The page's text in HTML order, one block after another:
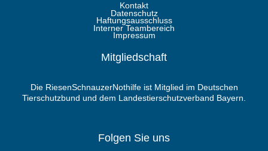
Kontakt
Datenschutz
Haftungsausschluss
Interner Teambereich
Impressum
Mitgliedschaft
Die RiesenSchnauzerNothilfe ist Mitglied im Deutschen
Tierschutzbund und dem Landestierschutzverband Bayern.
Folgen Sie uns